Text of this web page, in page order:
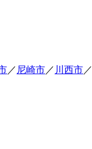
／ 尼崎市／ 川西市／